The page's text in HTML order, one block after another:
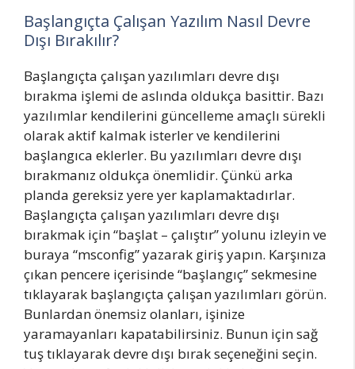
Başlangıçta Çalışan Yazılım Nasıl Devre
Dışı Bırakılır?
Başlangıçta çalışan yazılımları devre dışı
bırakma işlemi de aslında oldukça basittir. Bazı
yazılımlar kendilerini güncelleme amaçlı sürekli
olarak aktif kalmak isterler ve kendilerini
başlangıca eklerler. Bu yazılımları devre dışı
bırakmanız oldukça önemlidir. Çünkü arka
planda gereksiz yere yer kaplamaktadırlar.
Başlangıçta çalışan yazılımları devre dışı
bırakmak için “başlat – çalıştır” yolunu izleyin ve
buraya “msconfig” yazarak giriş yapın. Karşınıza
çıkan pencere içerisinde “başlangıç” sekmesine
tıklayarak başlangıçta çalışan yazılımları görün.
Bunlardan önemsiz olanları, işinize
yaramayanları kapatabilirsiniz. Bunun için sağ
tuş tıklayarak devre dışı bırak seçeneğini seçin.